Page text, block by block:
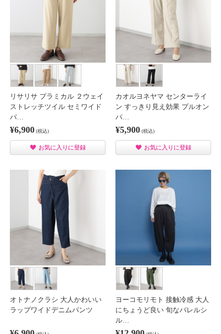
リサリサ プラミカル ２ウェイ
ストレッチツイル セミワイド
パ…
¥6,900 (税込)
お気に入りに登録
カオルヨネヤマ センターライ
ン すっきり見え効果 プルオン
パ…
¥5,900 (税込)
お気に入りに登録
オトナノクラシ 大人かわいい
ラップワイドデニムパンツ
ヨーコモリモト 接触冷感 大人
にちょうど良い 旬なバレルシ
ル…